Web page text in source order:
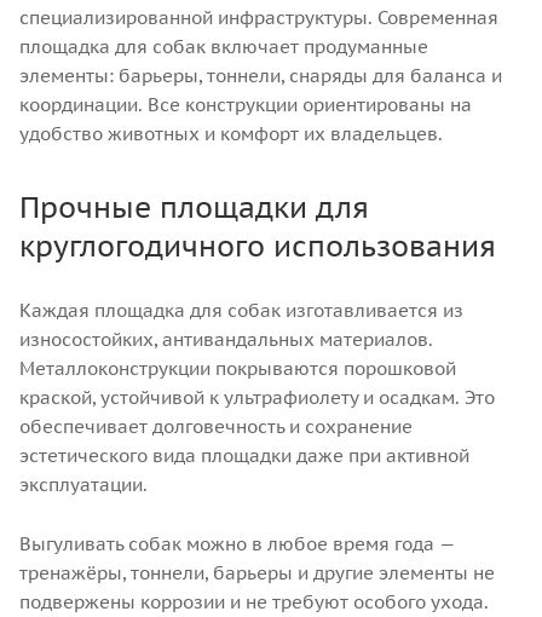
специализированной инфраструктуры. Современная
площадка для собак включает продуманные
элементы: барьеры, тоннели, снаряды для баланса и
координации. Все конструкции ориентированы на
удобство животных и комфорт их владельцев.
Прочные площадки для
круглогодичного использования
Каждая площадка для собак изготавливается из
износостойких, антивандальных материалов.
Металлоконструкции покрываются порошковой
краской, устойчивой к ультрафиолету и осадкам. Это
обеспечивает долговечность и сохранение
эстетического вида площадки даже при активной
эксплуатации.
Выгуливать собак можно в любое время года —
тренажёры, тоннели, барьеры и другие элементы не
подвержены коррозии и не требуют особого ухода.